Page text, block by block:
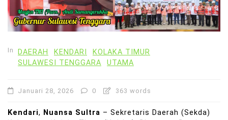
In DAERAH KENDARI
KOLAKA TIMUR
SULAWESI TENGGARA
UTAMA
Januari 28, 2026 0 363 words
Kendari, Nuansa Sultra – Sekretaris Daerah (Sekda)